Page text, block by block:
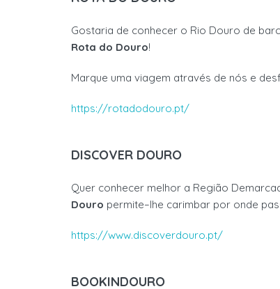
Gostaria de conhecer o Rio Douro de
Rota do Douro!
Marque uma viagem através de nós e
https://rotadodouro.pt/
DISCOVER DOURO
Quer conhecer melhor a Região
Douro permite–lhe carimbar por onde
https://www.discoverdouro.pt/
BOOKINDOURO